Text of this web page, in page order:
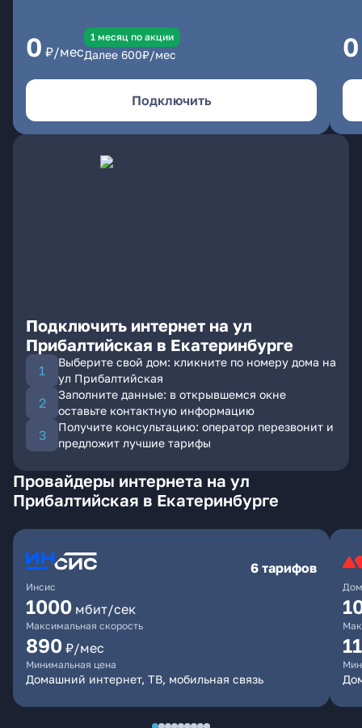
0 ₽/мес
1 месяц по акции
Далее 600₽/мес
Подключить
0
Подключить интернет на ул
Прибалтийская в Екатеринбурге
Выберите свой дом: кликните по номеру дома на
ул Прибалтийская
Заполните данные: в открывшемся окне
оставьте контактную информацию
Получите консультацию: оператор перезвонит и
предложит лучшие тарифы
Провайдеры интернета на ул
Прибалтийская в Екатеринбурге
Инсис
6 тарифов
1000 мбит/сек
Максимальная скорость
890 ₽/мес
Минимальная цена
Домашний интернет, ТВ, мобильная связь